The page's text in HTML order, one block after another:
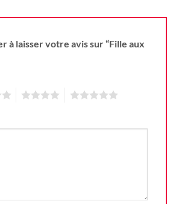
à laisser votre avis sur “Fille aux